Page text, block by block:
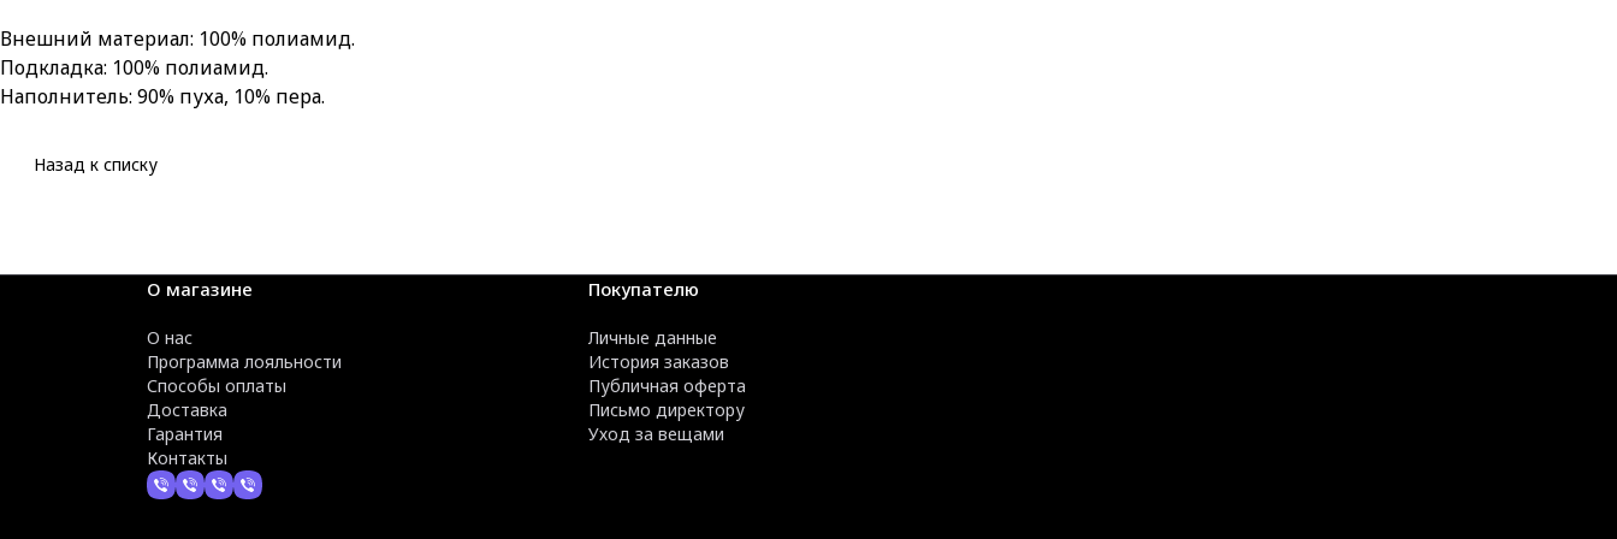
Внешний материал: 100% полиамид.
Подкладка: 100% полиамид.
Наполнитель: 90% пуха, 10% пера.
Назад к списку
О магазине
О нас
Программа лояльности
Способы оплаты
Доставка
Гарантия
Контакты
Покупателю
Личные данные
История заказов
Публичная оферта
Письмо директору
Уход за вещами